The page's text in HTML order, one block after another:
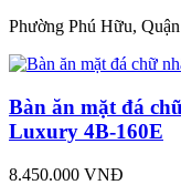
Phường Phú Hữu,
Bàn ăn mặt đá
Luxury 4B-160E
8.450.000 VNĐ